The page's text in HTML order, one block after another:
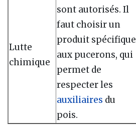
Lutte
chimique
sont autorisés. Il
faut choisir un
produit spécifique
aux pucerons, qui
permet de
respecter les
auxiliaires du
pois.